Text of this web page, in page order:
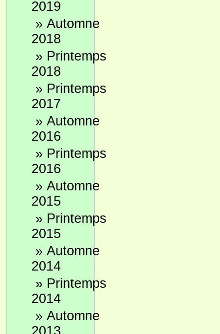
2019
» Automne
2018
» Printemps
2018
» Printemps
2017
» Automne
2016
» Printemps
2016
» Automne
2015
» Printemps
2015
» Automne
2014
» Printemps
2014
» Automne
2013